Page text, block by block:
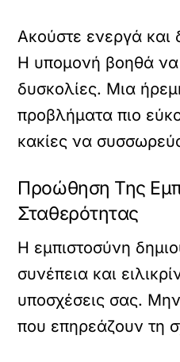
Ακούστε ενεργά και
Η υπομονή βοηθά να
δυσκολίες. Μια
προβλήματα πιο
κακίες να
Προώθηση Της
Σταθερότητας
Η εμπιστοσύνη
συνέπεια και
υποσχέσεις σας.
που επηρεάζουν τη